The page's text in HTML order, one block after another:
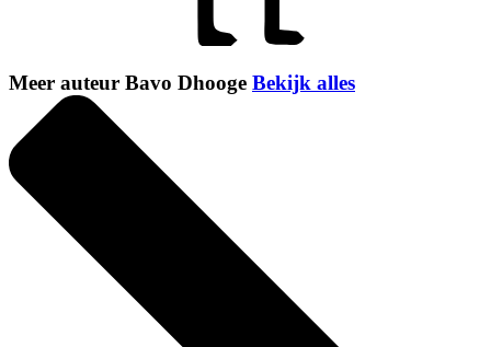
Meer auteur Bavo Dhooge Bekijk alles